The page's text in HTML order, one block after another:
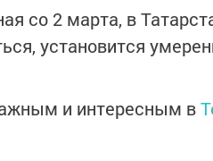
со 2 марта, в
установится
и интересным в